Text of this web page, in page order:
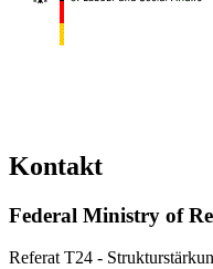
Kontakt
Federal Ministry of
Referat T24 -